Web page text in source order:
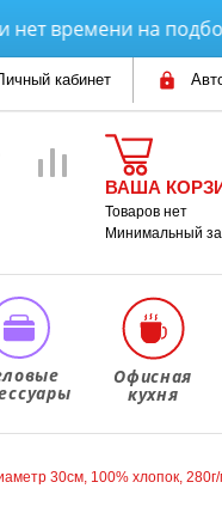
времени на подбор
кабинет
ВАША
Товаров нет
Минимальный
Офисная
кухня
30см, 100% хлопок,